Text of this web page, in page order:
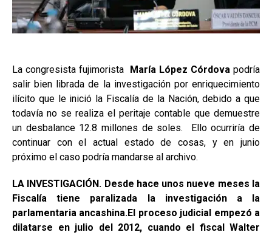
La congresista fujimorista María López Córdova podría
salir bien librada de la investigación por enriquecimiento
ilícito que le inició la Fiscalía de la Nación, debido a que
todavía no se realiza el peritaje contable que demuestre
un desbalance 12.8 millones de soles. Ello ocurriría de
continuar con el actual estado de cosas, y en junio
próximo el caso podría mandarse al archivo.
LA INVESTIGACIÓN. Desde hace unos nueve meses la
Fiscalía tiene paralizada la investigación a la
parlamentaria ancashina.El proceso judicial empezó a
dilatarse en julio del 2012, cuando el fiscal Walter